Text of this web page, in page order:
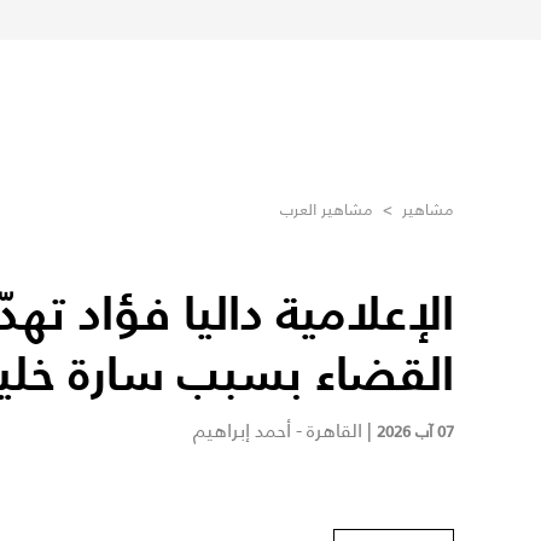
مشاهير > مشاهير العرب
الإعلامية داليا فؤاد
القضاء بسبب سارة
07 آب 2026 | القاهرة - أحمد إبراهيم